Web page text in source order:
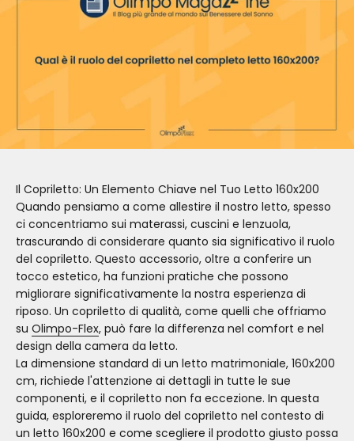
Il Copriletto: Un Elemento Chiave nel Tuo Letto 160x200
Quando pensiamo a come allestire il nostro letto, spesso
ci concentriamo sui materassi, cuscini e lenzuola,
trascurando di considerare quanto sia significativo il ruolo
del copriletto. Questo accessorio, oltre a conferire un
tocco estetico, ha funzioni pratiche che possono
migliorare significativamente la nostra esperienza di
riposo. Un copriletto di qualità, come quelli che offriamo
su Olimpo-Flex, può fare la differenza nel comfort e nel
design della camera da letto.
La dimensione standard di un letto matrimoniale, 160x200
cm, richiede l'attenzione ai dettagli in tutte le sue
componenti, e il copriletto non fa eccezione. In questa
guida, esploreremo il ruolo del copriletto nel contesto di
un letto 160x200 e come scegliere il prodotto giusto possa